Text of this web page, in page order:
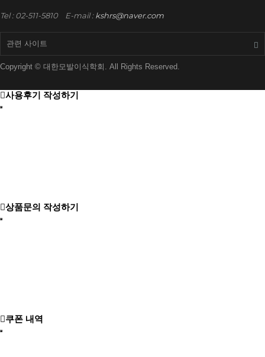
Tel : 02-511-5810 E-mail :kshrs@naver.com
관련 사이트
Copyright © 대한모발이식학회. All Rights Reserved.
사용후기 작성하기
상품문의 작성하기
쿠폰 내역